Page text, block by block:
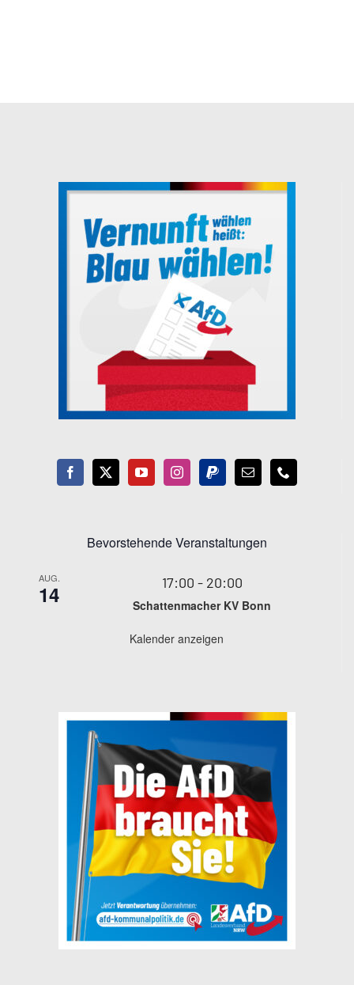
Bevorstehende Veranstaltungen
AUG.
14 17:00 - 20:00
Schattenmacher KV Bonn
Kalender anzeigen